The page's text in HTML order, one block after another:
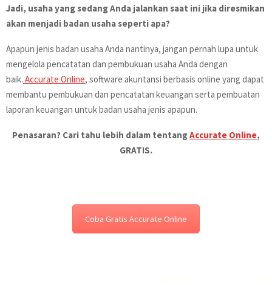
Jadi, usaha yang sedang Anda jalankan saat ini jika diresmikan
akan menjadi badan usaha seperti apa?
Apapun jenis badan usaha Anda nantinya, jangan pernah lupa untuk
mengelola pencatatan dan pembukuan usaha Anda dengan
baik. Accurate Online, software akuntansi berbasis online yang dapat
membantu pembukuan dan pencatatan keuangan serta pembuatan
laporan keuangan untuk badan usaha jenis apapun.
Penasaran? Cari tahu lebih dalam tentangAccurate Online,
GRATIS.
Coba Gratis Accurate Online